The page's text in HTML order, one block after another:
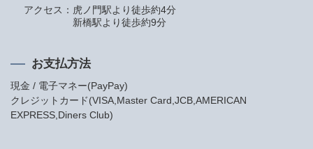
アクセス： 虎ノ門駅より徒歩約4分
新橋駅より徒歩約9分
お支払方法
現金 / 電子マネー(PayPay)
クレジットカード(VISA,Master Card,JCB,AMERICAN
EXPRESS,Diners Club)